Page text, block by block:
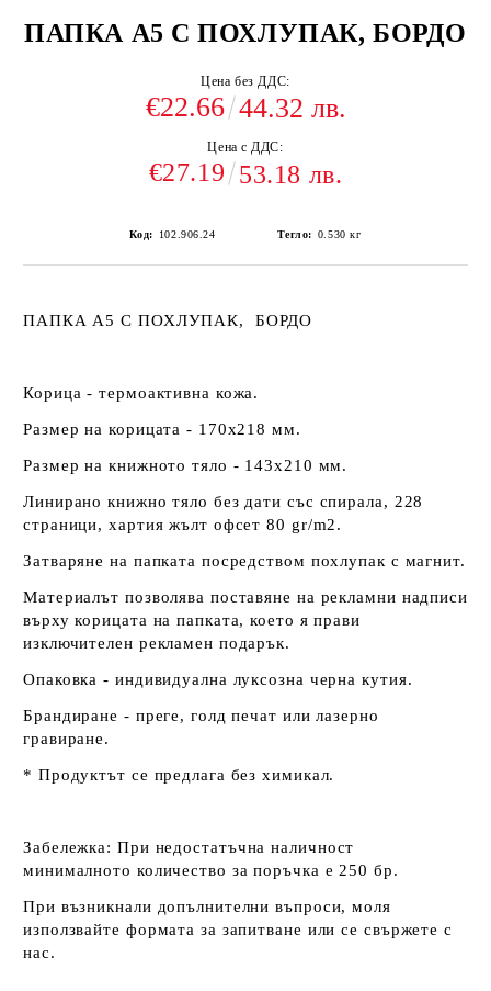
ПАПКА А5 С ПОХЛУПАК, БОРДО
Цена без ДДС:
€22.66 44.32 лв.
Цена с ДДС:
€27.19 53.18 лв.
Код: 102.906.24 Тегло: 0.530 кг
ПАПКА А5 С ПОХЛУПАК, БОРДО
Корица - термоактивна кожа.
Размер на корицата - 170х218 мм.
Размер на книжното тяло - 143х210 мм.
Линирано книжно тяло без дати със спирала, 228
страници, хартия жълт офсет 80 gr/m2.
Затваряне на папката посредством похлупак с магнит.
Материалът позволява поставяне на рекламни надписи
върху корицата на папката, което я прави
изключителен рекламен подарък.
Опаковка - индивидуална луксозна черна кутия.
Брандиране - преге, голд печат или лазерно
гравиране.
* Продуктът се предлага без химикал.
Забележка: При недостатъчна наличност
минималното количество за поръчка е 250 бр.
При възникнали допълнителни въпроси, моля
използвайте формата за запитване или се свържете с
нас.